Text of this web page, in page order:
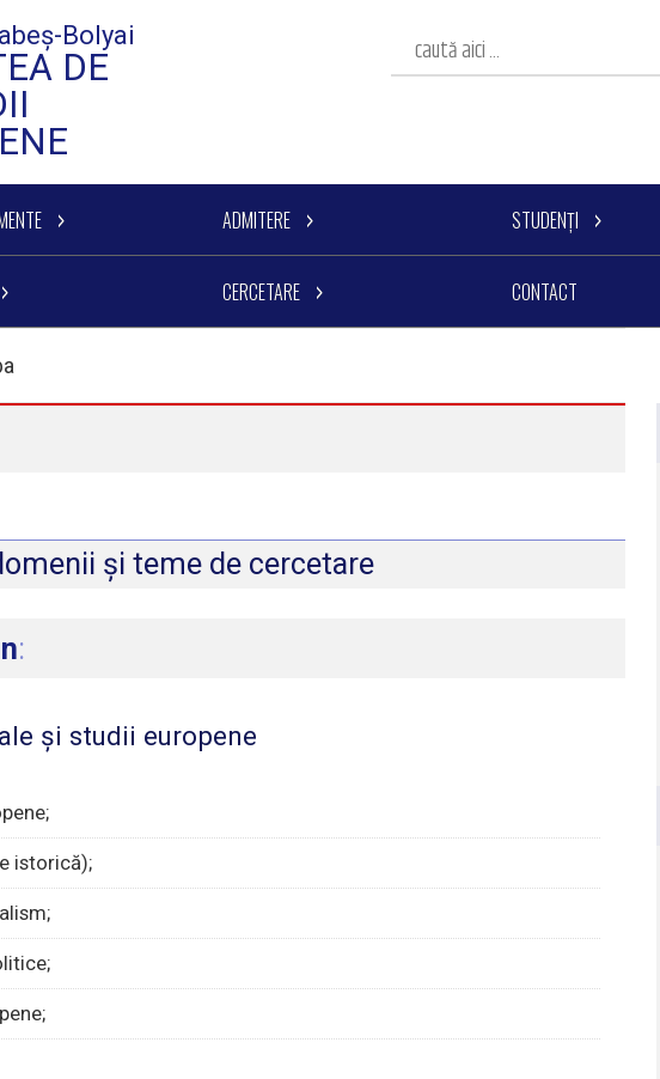
Bolyai
DE
ADMITERE STUDENȚI
CERCETARE CONTACT
și teme de cercetare
:
şi studii europene
istorică);